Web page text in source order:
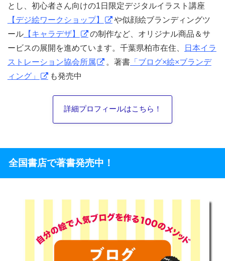
とし、初心者さん向けの1日限定デジタルイラスト講座
【デジ絵ワークショップ】
や似顔絵ブランディングツ
ール【キャラデザ】
の制作など、オリジナル商品＆サ
ービスの展開を進めています。千葉県柏市在住、
日本イラ
ストレーション協会所属
。著書「ブログ×絵×ブランデ
ィング」
も発売中
詳細プロフィールはこちら！
全国書店で著書発売中！